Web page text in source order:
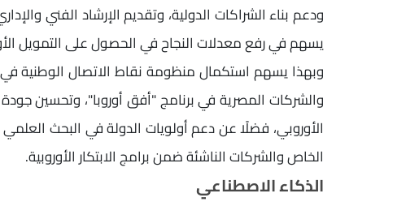
ودعم بناء الشراكات الدولية، وتقديم الإرشاد الفني
يسهم في رفع معدلات النجاح في الحصول على التمويل
وبهذا يسهم استكمال منظومة نقاط الاتصال الوطنية
والشركات المصرية في برنامج "أفق أوروبا"، وتحسين
الأوروبي، فضلًا عن دعم أولويات الدولة في البحث العلمي
الخاص والشركات الناشئة ضمن برامج الابتكار الأوروبية.
الذكاء الاصطناعي